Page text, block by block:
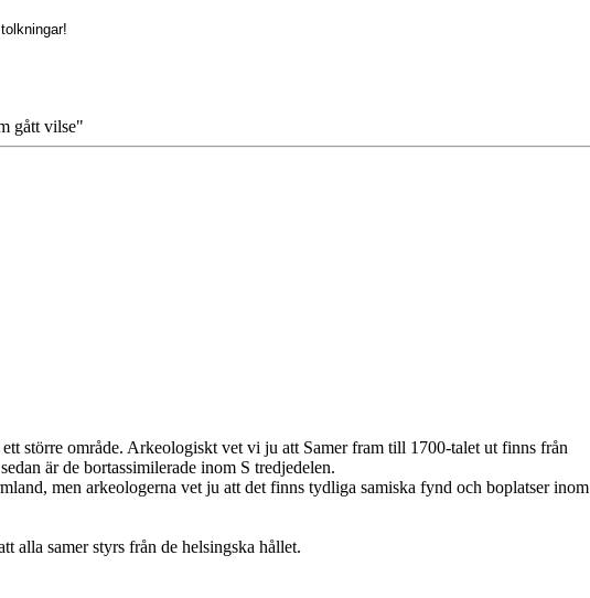
gått vilse"
större område. Arkeologiskt vet vi ju att Samer fram till 1700-talet ut finns från
är de bortassimilerade inom S tredjedelen.
men arkeologerna vet ju att det finns tydliga samiska fynd och boplatser inom
alla samer styrs från de helsingska hållet.